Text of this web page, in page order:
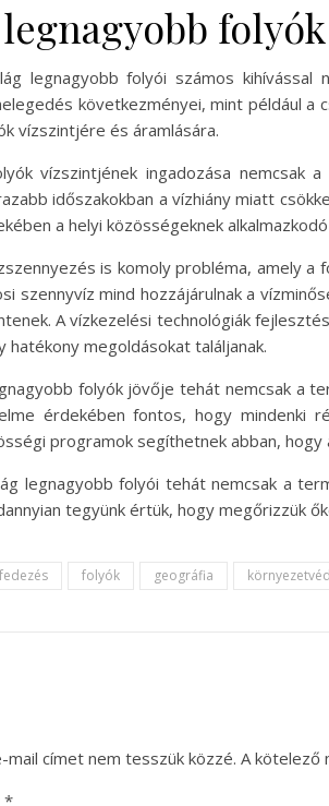
legnagyobb folyói számos
következményei, mint például a
vízszintjére és áramlására.
vízszintjének ingadozása nemcsak
időszakokban a vízhiány miatt
a helyi közösségeknek
is komoly probléma, amely a
szennyvíz mind hozzájárulnak a
A vízkezelési technológiák
hatékony megoldásokat találjanak.
folyók jövője tehát nemcsak a
érdekében fontos, hogy mindenki
programok segíthetnek abban,
legnagyobb folyói tehát nemcsak a
tegyünk értük, hogy megőrizzük
folyók geográfia
mail címet nem tesszük közzé. A kötelező
*